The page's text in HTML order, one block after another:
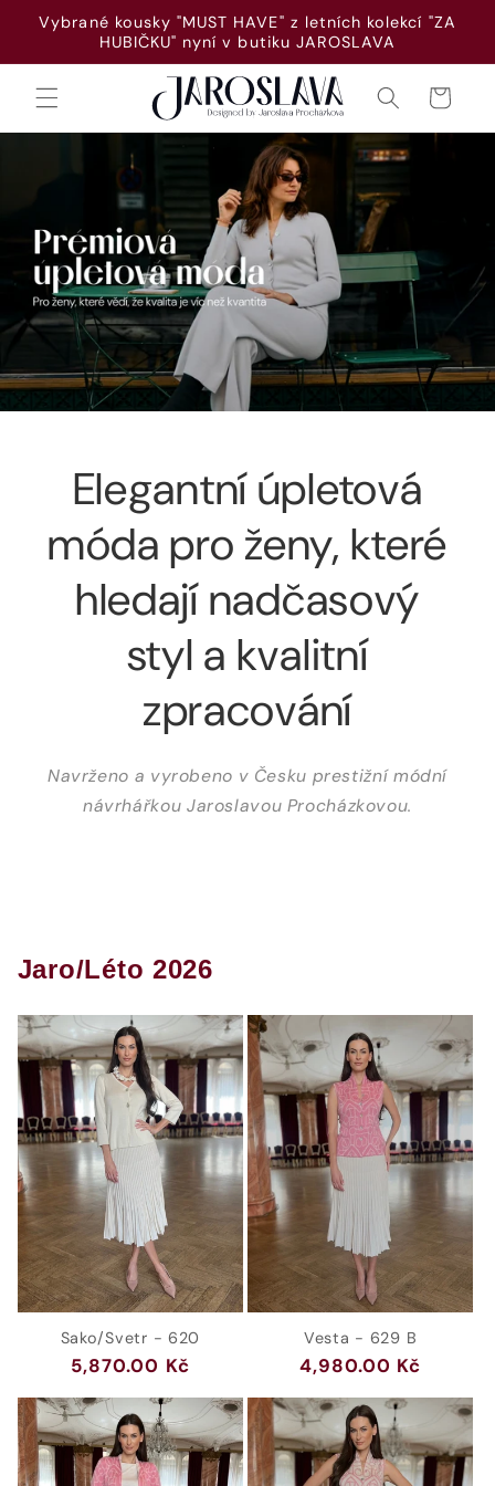
Přejít k
obsahu
Vybrané kousky "MUST HAVE" z letních kolekcí "ZA
HUBIČKU" nyní v butiku JAROSLAVA
Košík
Elegantní úpletová
móda pro ženy, které
hledají nadčasový
styl a kvalitní
zpracování
Navrženo a vyrobeno v Česku prestižní módní
návrhářkou Jaroslavou Procházkovou.
Jaro/Léto 2026
Sako/Svetr - 620
Běžná
5,870.00 Kč
Vesta - 629 B
Běžná
4,980.00 Kč